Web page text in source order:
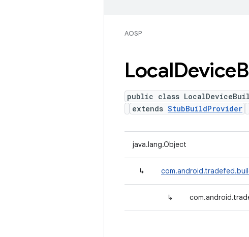
AOSP
LocalDevice
public class
extends StubBuildProvider
java.lang.Object
↳
↳